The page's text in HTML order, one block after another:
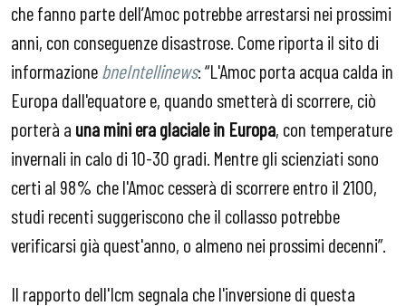
che fanno parte dell’Amoc potrebbe arrestarsi nei prossimi
anni, con conseguenze disastrose. Come riporta il sito di
informazionebneIntellinews: “L'Amoc porta acqua calda in
Europa dall'equatore e, quando smetterà di scorrere, ciò
porterà a una mini era glaciale in Europa, con temperature
invernali in calo di 10-30 gradi. Mentre gli scienziati sono
certi al 98% che l'Amoc cesserà di scorrere entro il 2100,
studi recenti suggeriscono che il collasso potrebbe
verificarsi già quest'anno, o almeno nei prossimi decenni”.
Il rapporto dell'Icm segnala che l'inversione di questa